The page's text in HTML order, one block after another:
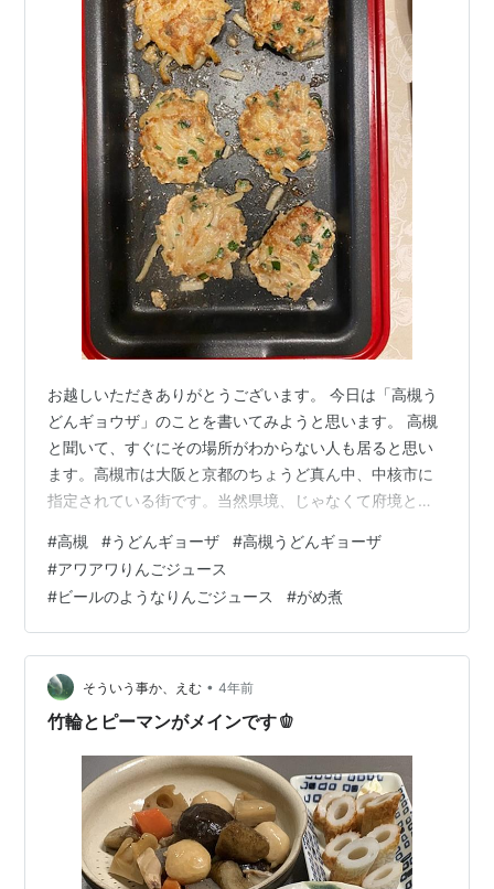
お越しいただきありがとうございます。 今日は「高槻う
どんギョウザ」のことを書いてみようと思います。 高槻
と聞いて、すぐにその場所がわからない人も居ると思い
ます。高槻市は大阪と京都のちょうど真ん中、中核市に
指定されている街です。当然県境、じゃなくて府境とい
着きますが高槻には止まりませんね。高槻駅には京都か
らでも大阪からでも新快速に乗れば15分前後で着くよう
です。 ところで新快速って何？って調べたことあるので
す。普通料金で特急並みに早い電車（時速130ｋｍ）です
って。行きたい方はしっかり調べてくださいね。私は4年
前行きたいところがあって調べたこ…
#高槻 #うどんギョーザ #高槻うどんギョーザ
#アワアワりんごジュース
#ビールのようなりんごジュース #がめ煮
そういう事か、えむ • 4年前
竹輪とピーマンがメインです🫑